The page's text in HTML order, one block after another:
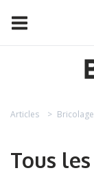
Articles Bricolage
Tous